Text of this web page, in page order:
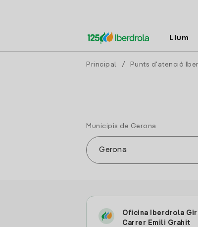
Llum
Principal / Punts d'atenció
Municipis de Gerona
Oficina Iberdrola
Carrer Emili Grahit